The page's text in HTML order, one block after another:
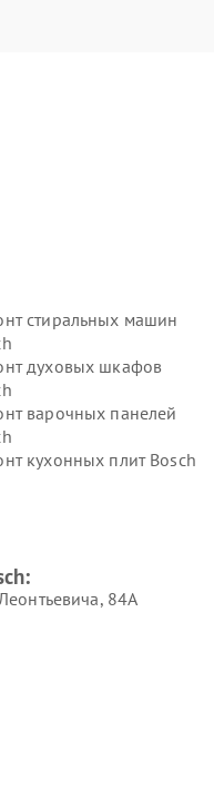
стиральных машин
духовых шкафов
варочных панелей
кухонных плит Bosch
морозильных камер
84А